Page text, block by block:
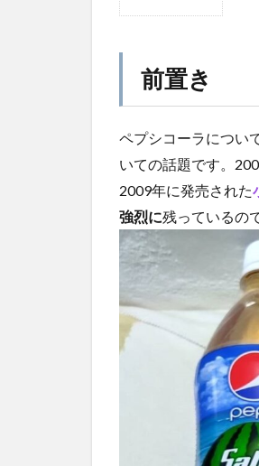
き
プル
パイ
登場
3
アッ
プル
味、
襲来
前置き
ペプシコーラについ
いての話題です。
2009年に発売された
強烈に残っているの